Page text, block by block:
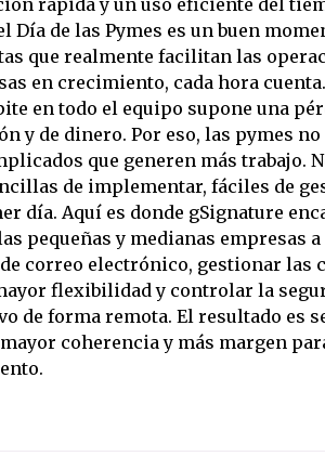
Día de las Pymes es un buen
que realmente facilitan las
en crecimiento, cada hora cuenta.
en todo el equipo supone una
y de dinero. Por eso, las pymes no
que generen más trabajo.
de implementar, fáciles de
día. Aquí es donde gSignature
pequeñas y medianas empresas a
correo electrónico, gestionar las
flexibilidad y controlar la
de forma remota. El resultado es
coherencia y más margen